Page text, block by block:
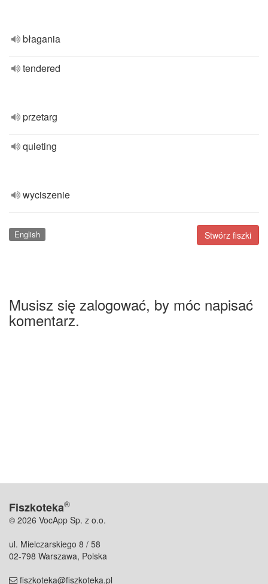
błagania
tendered
przetarg
quieting
wyciszenie
Stwórz fiszki
English
Musisz się zalogować, by móc napisać
komentarz.
Fiszkoteka®
© 2026 VocApp Sp. z o.o.
ul. Mielczarskiego 8 / 58
02-798 Warszawa, Polska
fiszkoteka@fiszkoteka.pl